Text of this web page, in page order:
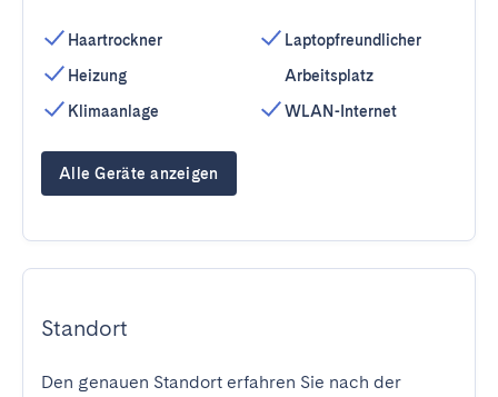
Haartrockner
Heizung
Klimaanlage
Laptopfreundlicher
Arbeitsplatz
WLAN-Internet
Alle Geräte anzeigen
Standort
Den genauen Standort erfahren Sie nach der